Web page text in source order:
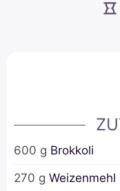
600 g Brokkoli
270 g Weizenmehl